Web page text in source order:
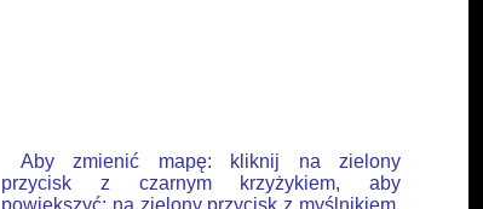
Aby zmienić mapę: kliknij na zielony
przycisk z czarnym krzyżykiem, aby
powiększyć; na zielony przycisk z myślnikiem,